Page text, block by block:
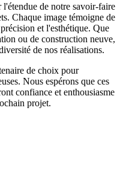
de notre savoir-faire
Chaque image témoigne de
et l'esthétique. Que
ou de construction neuve,
de nos réalisations.
de choix pour
Nous espérons que ces
confiance et enthousiasme
projet.